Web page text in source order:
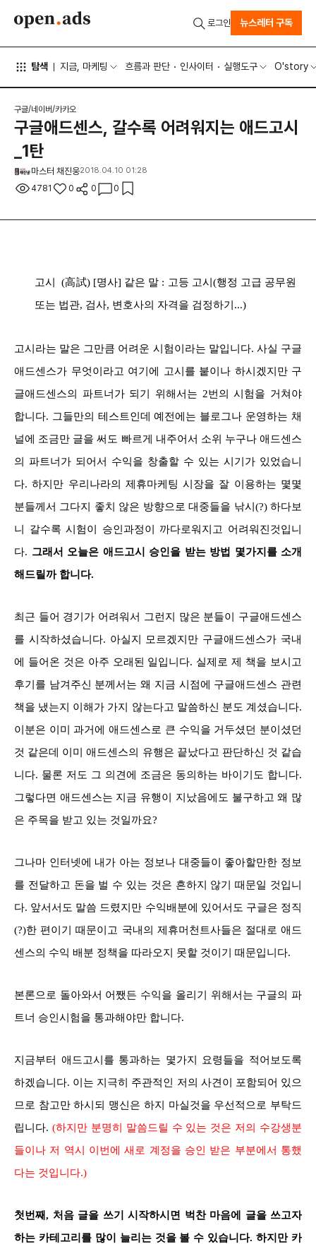
탐색 지금, 마케팅 흐름과 판단 인사이터 실행도구 O'story
로그인 뉴스레터 구독
구글/네이버/카카오
구글애드센스, 갈수록 어려워지는 애드고시
_1탄
마스터 채진웅2018.04.10 01:28
4781 0 0 0
고시 (高試) [명사] 같은 말 : 고등 고시(행정 고급 공무원
또는 법관, 검사, 변호사의 자격을 검정하기...)
고시라는 말은 그만큼 어려운 시험이라는 말입니다. 사실 구글
애드센스가 무엇이라고 여기에 고시를 붙이나 하시겠지만 구
글애드센스의 파트너가 되기 위해서는 2번의 시험을 거쳐야
합니다. 그들만의 테스트인데 예전에는 블로그나 운영하는 채
널에 조금만 글을 써도 빠르게 내주어서 소위 누구나 애드센스
의 파트너가 되어서 수익을 창출할 수 있는 시기가 있었습니
다. 하지만 우리나라의 제휴마케팅 시장을 잘 이용하는 몇몇
분들께서 그다지 좋치 않은 방향으로 대중들을 낚시(?) 하다보
니 갈수록 시험이 승인과정이 까다로워지고 어려워진것입니
다. 그래서 오늘은 애드고시 승인을 받는 방법 몇가지를 소개
해드릴까 합니다.
최근 들어 경기가 어려워서 그런지 많은 분들이 구글애드센스
를 시작하셨습니다. 아실지 모르겠지만 구글애드센스가 국내
에 들어온 것은 아주 오래된 일입니다. 실제로 제 책을 보시고
후기를 남겨주신 분께서는 왜 지금 시점에 구글애드센스 관련
책을 냈는지 이해가 가지 않는다고 말씀하신 분도 계셨습니다.
이분은 이미 과거에 애드센스로 큰 수익을 거두셨던 분이셨던
것 같은데 이미 애드센스의 유행은 끝났다고 판단하신 것 같습
니다. 물론 저도 그 의견에 조금은 동의하는 바이기도 합니다.
그렇다면 애드센스는 지금 유행이 지났음에도 불구하고 왜 많
은 주목을 받고 있는 것일까요?
그나마 인터넷에 내가 아는 정보나 대중들이 좋아할만한 정보
를 전달하고 돈을 벌 수 있는 것은 흔하지 않기 때문일 것입니
다. 앞서서도 말씀 드렸지만 수익배분에 있어서도 구글은 정직
(?)한 편이기 때문이고 국내의 제휴머천트사들은 절대로 애드
센스의 수익 배분 정책을 따라오지 못할 것이기 때문입니다.
본론으로 돌아와서 어쨌든 수익을 올리기 위해서는 구글의 파
트너 승인시험을 통과해야만 합니다.
지금부터 애드고시를 통과하는 몇가지 요령들을 적어보도록
하겠습니다. 이는 지극히 주관적인 저의 사견이 포함되어 있으
므로 참고만 하시되 맹신은 하지 마실것을 우선적으로 부탁드
립니다. (하지만 분명히 말씀드릴 수 있는 것은 저의 수강생분
들이나 저 역시 이번에 새로 계정을 승인 받은 부분에서 통했
다는 것입니다.)
첫번째, 처음 글을 쓰기 시작하시면 벅찬 마음에 글을 쓰고자
하는 카테고리를 많이 늘리는 것을 볼 수 있습니다.하지만 카